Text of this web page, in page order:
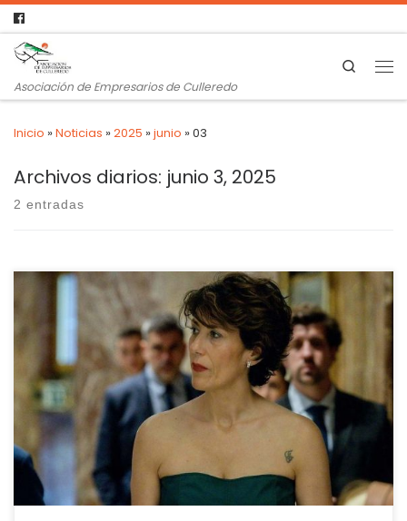
Asociación de Empresarios de Culleredo
Search
Inicio »Noticias »2025 »junio »03
Archivos diarios: junio 3, 2025
2 entradas
El Ministerio de Inclusión, Seguridad Social y Migraciones ha
traslado a los agentes sociales la primera propuesta sobre
las altas progresivas que anunció en octubre. El papel, al que
ha tenido acceso elEconomista.es, aboga por conceder un
plazo de 30 días a los trabajadores que lleven más de 180
días […]